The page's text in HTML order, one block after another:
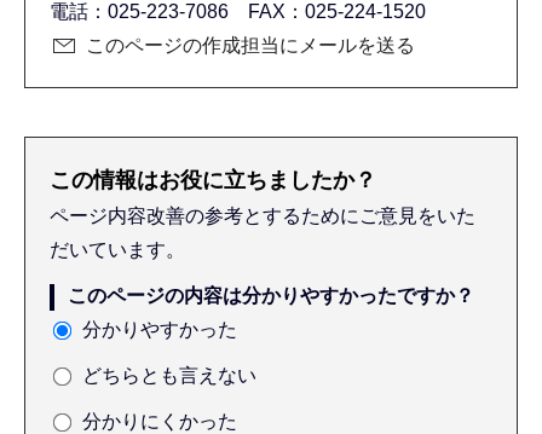
電話：025-223-7086 FAX：025-224-1520
このページの作成担当にメールを送る
この情報はお役に立ちましたか？
ページ内容改善の参考とするためにご意見をいた
だいています。
このページの内容は分かりやすかったですか？
分かりやすかった
どちらとも言えない
分かりにくかった